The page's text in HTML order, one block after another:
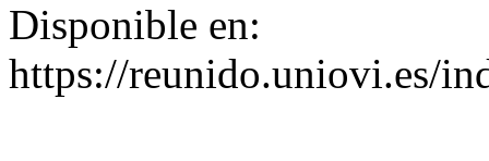
Disponible en:
https://reunido.uniovi.es/